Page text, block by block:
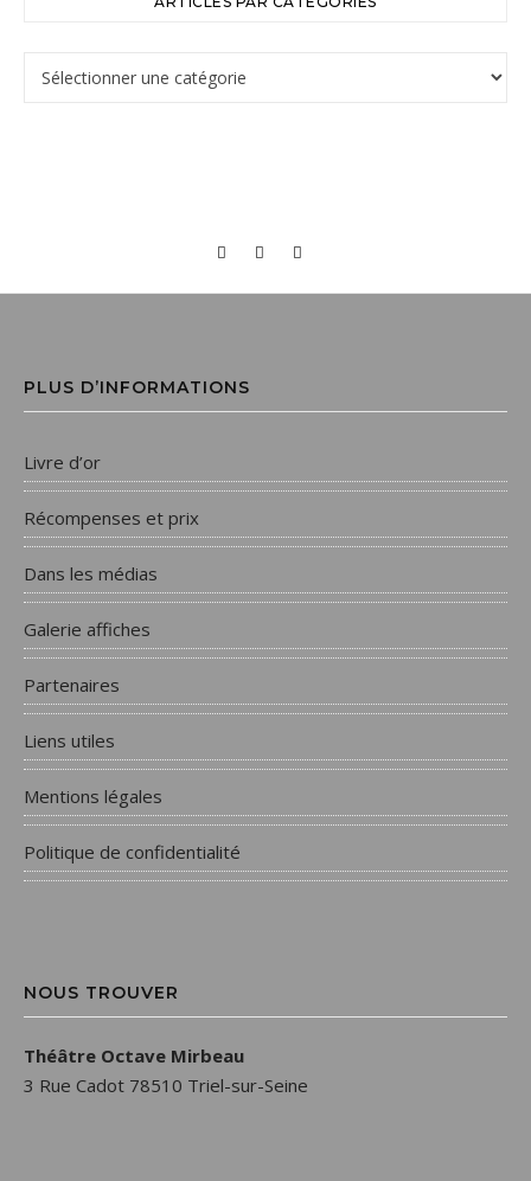
PLUS D’INFORMATIONS
Livre d’or
Récompenses et prix
Dans les médias
Galerie affiches
Partenaires
Liens utiles
Mentions légales
Politique de confidentialité
NOUS TROUVER
Théâtre Octave Mirbeau
3 Rue Cadot 78510 Triel-sur-Seine